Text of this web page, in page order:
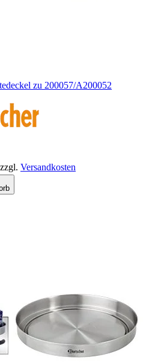
zu 200057/A200052
zzgl. Versandkosten